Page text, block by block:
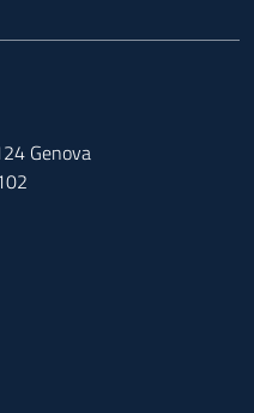
Genova